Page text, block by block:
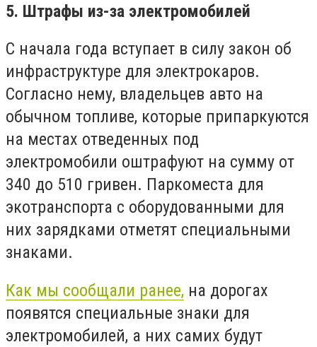
5. Штрафы из-за электромобилей
С начала года вступает в силу закон об
инфраструктуре для электрокаров.
Согласно нему, владельцев авто на
обычном топливе, которые припаркуются
на местах отведенных под
электромобили оштрафуют на сумму от
340 до 510 гривен. Паркоместа для
экотранспорта с оборудованными для
них зарядками отметят специальными
знаками.
Как мы сообщали ранее, на дорогах
появятся специальные знаки для
электромобилей, а них самих будут